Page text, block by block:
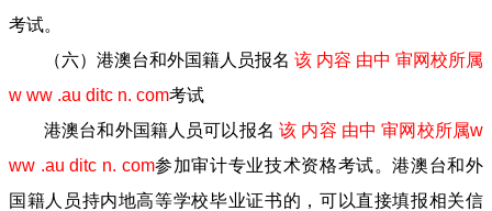
考试。
（六）港澳台和外国籍人员报名 该 内容 由中 审网校所属
w ww .au ditc n. com考试
港澳台和外国籍人员可以报名 该 内容 由中 审网校所属w
ww .au ditc n. com参加审计专业技术资格考试。港澳台和外
国籍人员持内地高等学校毕业证书的，可以直接填报相关信